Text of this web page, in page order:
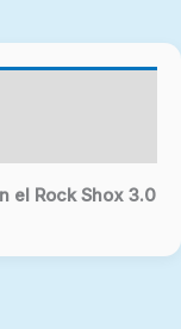
el Rock Shox 3.0